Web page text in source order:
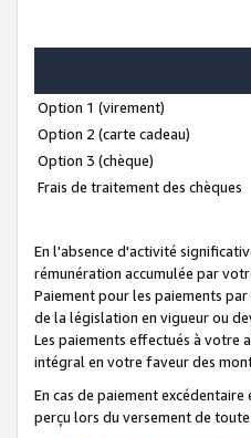
Option 1 (virement)
Option 2 (carte cadeau)
Option 3 (chèque)
Frais de traitement des chèques
En l'absence d'activité
rémunération accumulée par
Paiement pour les paiements
de la législation en vigueur ou
Les paiements effectués à votre
intégral en votre faveur des
En cas de paiement
perçu lors du versement de